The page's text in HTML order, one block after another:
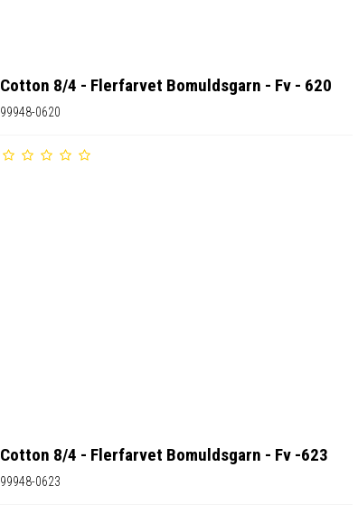
Cotton 8/4 - Flerfarvet Bomuldsgarn - Fv - 620
99948-0620
Cotton 8/4 - Flerfarvet Bomuldsgarn - Fv -623
99948-0623